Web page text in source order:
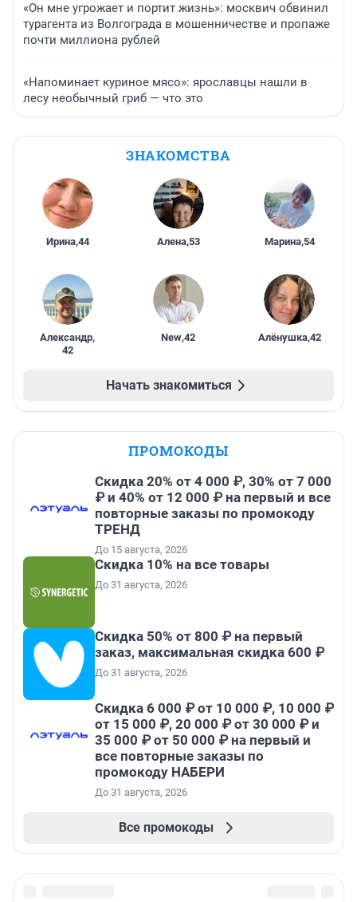
«Он мне угрожает и портит жизнь»: москвич обвинил
турагента из Волгограда в мошенничестве и пропаже
почти миллиона рублей
«Напоминает куриное мясо»: ярославцы нашли в
лесу необычный гриб — что это
ЗНАКОМСТВА
Ирина,44 Алена,53 Марина,54
Александр,
42
New,42 Алёнушка,42
Начать знакомиться
ПРОМОКОДЫ
Скидка 20% от 4 000 ₽, 30% от 7 000
₽ и 40% от 12 000 ₽ на первый и все
повторные заказы по промокоду
ТРЕНД
До 15 августа, 2026
Скидка 10% на все товары
До 31 августа, 2026
Скидка 50% от 800 ₽ на первый
заказ, максимальная скидка 600 ₽
До 31 августа, 2026
Скидка 6 000 ₽ от 10 000 ₽, 10 000 ₽
от 15 000 ₽, 20 000 ₽ от 30 000 ₽ и
35 000 ₽ от 50 000 ₽ на первый и
все повторные заказы по
промокоду НАБЕРИ
До 31 августа, 2026
Все промокоды